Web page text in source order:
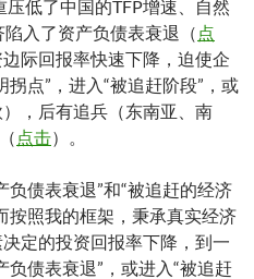
低了中国的TFP增速、自然
入了资产负债表衰退（ 点
际回报率快速下降，迫使企
点”，进入“被追赶阶段”，或
，后有追兵（东南亚、南
点击）。
债表衰退”和“被追赶的经济
按照我的框架，秉承真实经济
定的投资回报率下降，到一
负债表衰退”，或进入“被追赶